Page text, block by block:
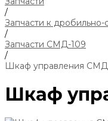
/
Запчасти к
/
Запчасти СМД-109
/
Шкаф управления
Шкаф